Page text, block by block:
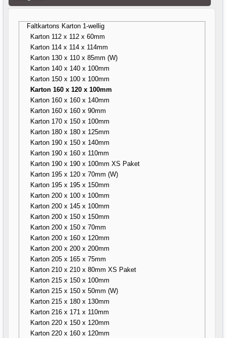
Faltkartons Karton 1-wellig
Karton 112 x 112 x 60mm
Karton 114 x 114 x 114mm
Karton 130 x 110 x 85mm (W)
Karton 140 x 140 x 100mm
Karton 150 x 100 x 100mm
Karton 160 x 120 x 100mm
Karton 160 x 160 x 140mm
Karton 160 x 160 x 90mm
Karton 170 x 150 x 100mm
Karton 180 x 180 x 125mm
Karton 190 x 150 x 140mm
Karton 190 x 160 x 110mm
Karton 190 x 190 x 100mm XS Paket
Karton 195 x 120 x 70mm (W)
Karton 195 x 195 x 150mm
Karton 200 x 100 x 100mm
Karton 200 x 145 x 100mm
Karton 200 x 150 x 150mm
Karton 200 x 150 x 70mm
Karton 200 x 160 x 120mm
Karton 200 x 200 x 200mm
Karton 205 x 165 x 75mm
Karton 210 x 210 x 80mm XS Paket
Karton 215 x 150 x 100mm
Karton 215 x 150 x 50mm (W)
Karton 215 x 180 x 130mm
Karton 216 x 171 x 110mm
Karton 220 x 150 x 120mm
Karton 220 x 160 x 120mm